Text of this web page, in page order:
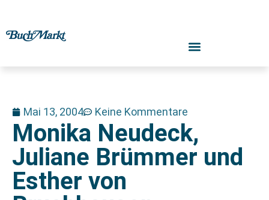
Mai 13, 2004 Keine Kommentare
Monika Neudeck,
Juliane Brümmer und
Esther von